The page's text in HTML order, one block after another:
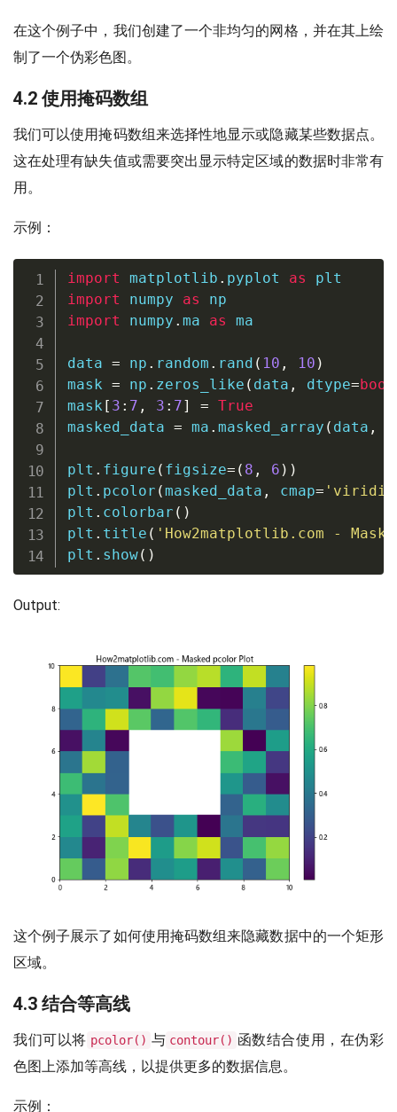
在这个例子中，我们创建了一个非均匀的网格，并在其上绘
制了一个伪彩色图。
4.2 使用掩码数组
我们可以使用掩码数组来选择性地显示或隐藏某些数据点。
这在处理有缺失值或需要突出显示特定区域的数据时非常有
用。
示例：
import matplotlib . pyplot as
import numpy as
import numpy . ma as ma
data = np . random . rand ( 10 , 10 )
mask = np . zeros_like ( data , dtype=bool
mask [ 3 : 7 , 3 : 7] = True
masked_data = ma . masked_array ( data ,
plt . figure ( figsize= ( 8 , 6 ) )
plt . pcolor (masked_data , cmap=
plt . colorbar ( )
plt . title ( 'How2matplotlib.com -
plt . show( )
Output:
这个例子展示了如何使用掩码数组来隐藏数据中的一个矩形
区域。
4.3 结合等高线
我们可以将 pcolor() 与 contour() 函数结合使用，在伪彩
色图上添加等高线，以提供更多的数据信息。
示例：